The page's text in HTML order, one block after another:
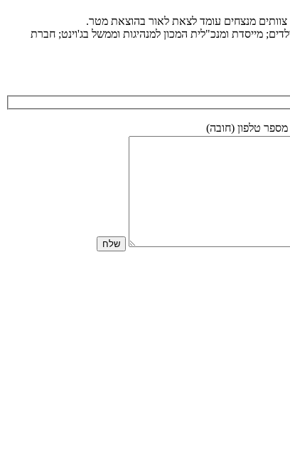
צוותים מנצחים עומד לצאת לאור בהוצאת מטר.
מייסדת ומנכ"לית המכון למנהיגות וממשל בג'וינט; חברת
מספר טלפון (חובה)